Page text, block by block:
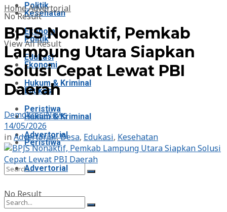
Politik
Ekonomi
Edukasi
Hukum & Kriminal
Peristiwa
Advertorial
No Result
Kesehatan
Politik
Ekonomi
Edukasi
Hukum & Kriminal
Peristiwa
Advertorial
No Result
View All Result
HomeAdvertorial
BPJS Nonaktif, Pemkab
Lampung Utara Siapkan
Solusi Cepat Lewat PBI
Daerah
DemokrasiNews
14/05/2026
in Advertorial,Desa, Edukasi, Kesehatan